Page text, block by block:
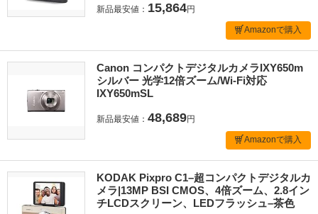
新品最安値： 15,864円
Amazonで購入
Canon コンパクトデジタルカメラIXY650m
シルバー 光学12倍ズーム/Wi-Fi対応
IXY650mSL
新品最安値： 48,689円
Amazonで購入
KODAK Pixpro C1–超コンパクトデジタルカ
メラ|13MP BSI CMOS、4倍ズーム、2.8イン
チLCDスクリーン、LEDフラッシュ–茶色